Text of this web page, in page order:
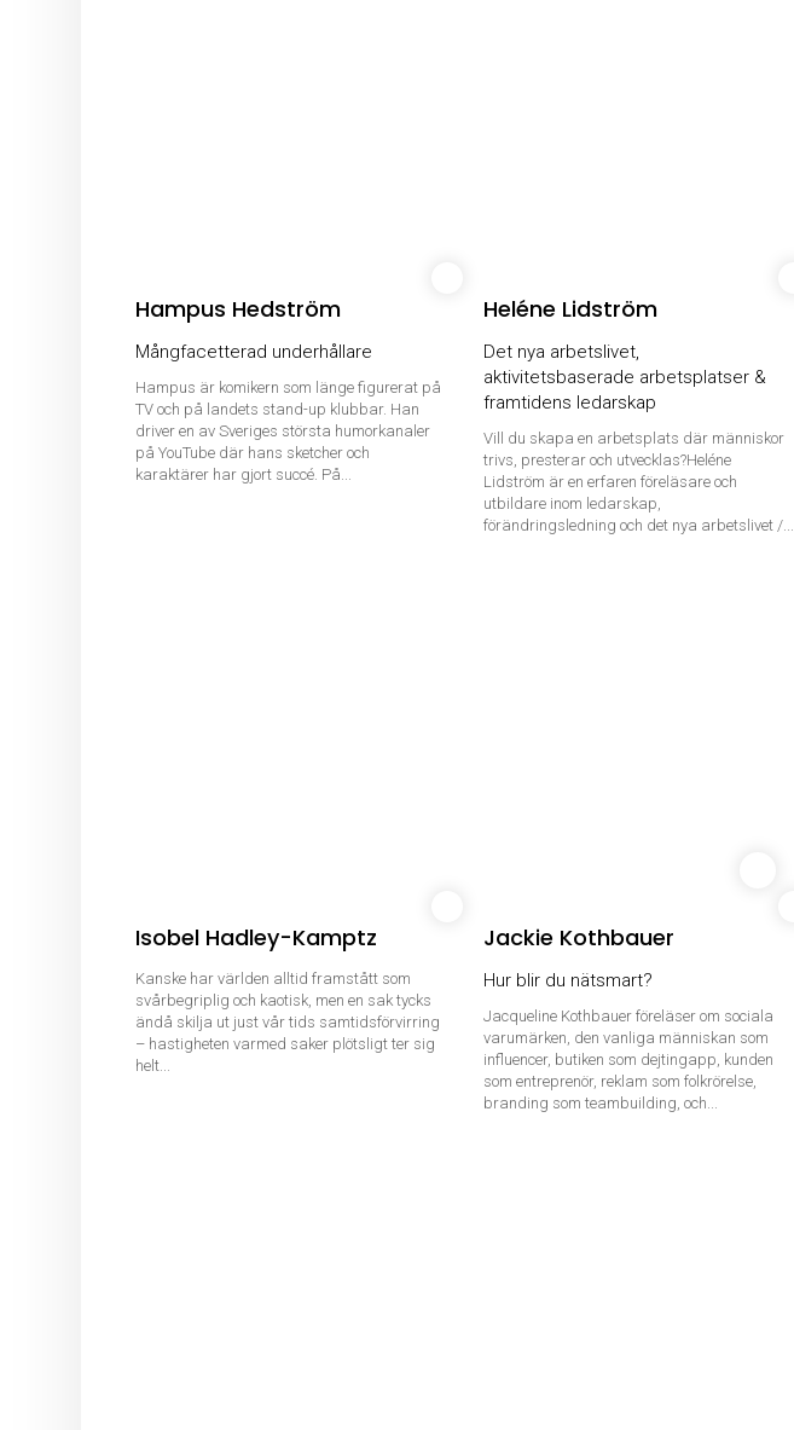
Hampus Hedström
Mångfacetterad underhållare
Hampus är komikern som länge figurerat på
TV och på landets stand-up klubbar. Han
driver en av Sveriges största humorkanaler
på YouTube där hans sketcher och
karaktärer har gjort succé. På...
Heléne Lidström
Det nya arbetslivet,
aktivitetsbaserade arbetsplatser &
framtidens ledarskap
Vill du skapa en arbetsplats där människor
trivs, presterar och utvecklas?Heléne
Lidström är en erfaren föreläsare och
utbildare inom ledarskap,
förändringsledning och det nya arbetslivet /...
Isobel Hadley-Kamptz
Kanske har världen alltid framstått som
svårbegriplig och kaotisk, men en sak tycks
ändå skilja ut just vår tids samtidsförvirring
– hastigheten varmed saker plötsligt ter sig
helt...
Jackie Kothbauer
Hur blir du nätsmart?
Jacqueline Kothbauer föreläser om sociala
varumärken, den vanliga människan som
influencer, butiken som dejtingapp, kunden
som entreprenör, reklam som folkrörelse,
branding som teambuilding, och...